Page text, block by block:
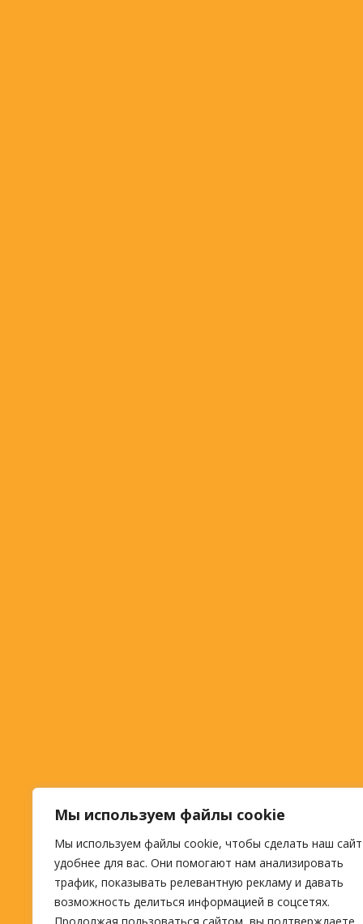
Мы используем файлы cookie
Мы используем файлы cookie, чтобы сделать наш сайт
удобнее для вас. Они помогают нам анализировать
трафик, показывать релевантную рекламу и давать
возможность делиться информацией в соцсетях.